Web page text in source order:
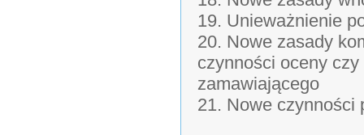
19. Unieważnienie
20. Nowe zasady
czynności oceny
zamawiającego
21. Nowe czynności